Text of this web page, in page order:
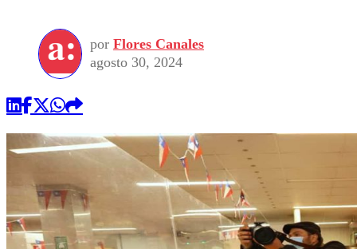
por Flores Canales
agosto 30, 2024